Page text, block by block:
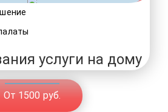
От 1500 руб.
услуги на дому